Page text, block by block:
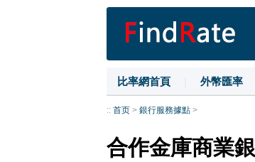
比率網首頁 外幣匯率
:: 首页> 銀行服務據點>
合作金庫商業